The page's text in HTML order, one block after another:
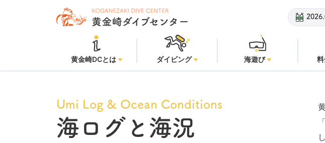
黄金崎ビーチ： オープン
黄金崎DCとは ダイビング 海遊び
Umi Log & Ocean Conditions
海ログと海況